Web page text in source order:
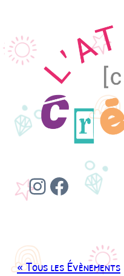
Instagram Facebook
« Tous les Évènements